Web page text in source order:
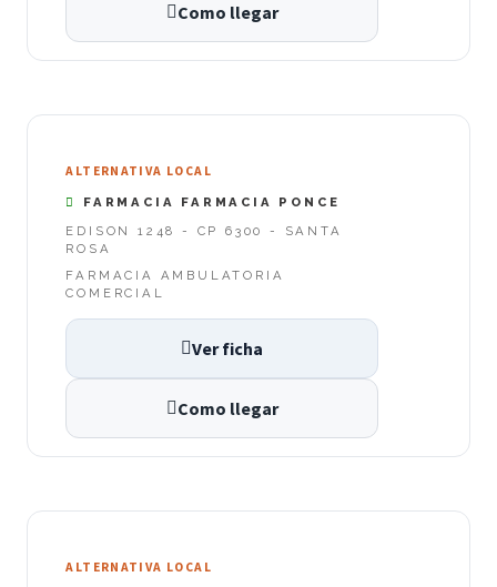
Como llegar
ALTERNATIVA LOCAL
FARMACIA FARMACIA PONCE
EDISON 1248 - CP 6300 - SANTA
ROSA
FARMACIA AMBULATORIA
COMERCIAL
Ver ficha
Como llegar
ALTERNATIVA LOCAL